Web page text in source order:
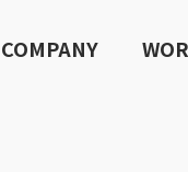
COMPANY